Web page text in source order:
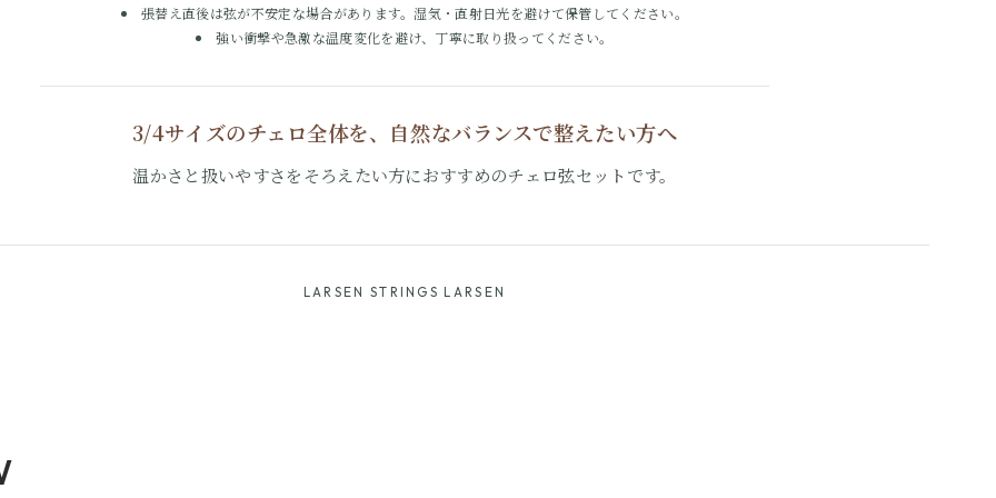
張替え直後は弦が不安定な場合があります。湿気・直射日光を避けて保管してください。
強い衝撃や急激な温度変化を避け、丁寧に取り扱ってください。
3/4サイズのチェロ全体を、自然なバランスで整えたい方へ
温かさと扱いやすさをそろえたい方におすすめのチェロ弦セットです。
LARSEN STRINGS LARSEN